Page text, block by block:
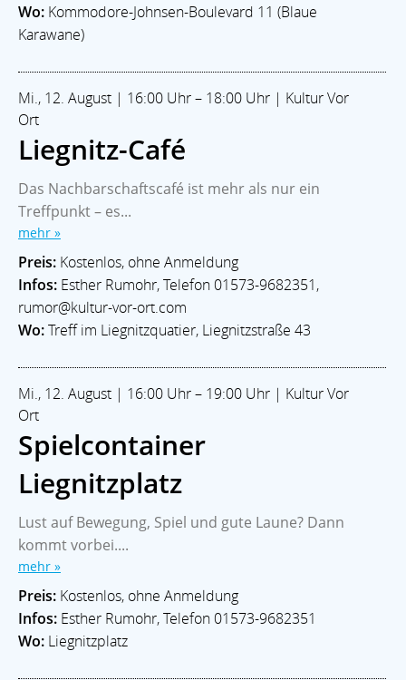
Wo: Kommodore-Johnsen-Boulevard 11 (Blaue
Karawane)
Mi., 12. August | 16:00 Uhr – 18:00 Uhr | Kultur Vor
Ort
Liegnitz-Café
Das Nachbarschaftscafé ist mehr als nur ein
Treffpunkt – es...
mehr »
Preis: Kostenlos, ohne Anmeldung
Infos: Esther Rumohr, Telefon 01573-9682351,
rumor@kultur-vor-ort.com
Wo:Treff im Liegnitzquatier, Liegnitzstraße 43
Mi., 12. August | 16:00 Uhr – 19:00 Uhr | Kultur Vor
Ort
Spielcontainer
Liegnitzplatz
Lust auf Bewegung, Spiel und gute Laune? Dann
kommt vorbei....
mehr »
Preis: Kostenlos, ohne Anmeldung
Infos: Esther Rumohr, Telefon 01573-9682351
Wo: Liegnitzplatz